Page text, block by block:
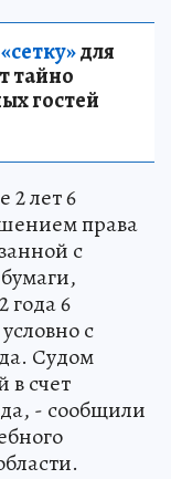
для
тайно
гостей
2 лет 6
права
с
года 6
с
Судом
в счет
- сообщили